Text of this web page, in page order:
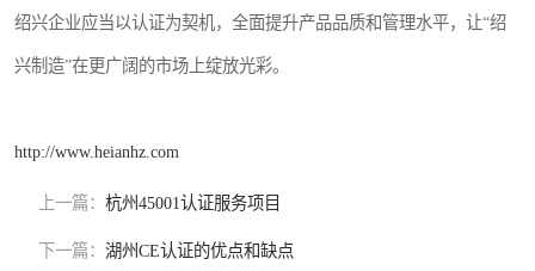
绍兴企业应当以认证为契机，全面提升产品品质和管理水平，让“绍
兴制造”在更广阔的市场上绽放光彩。
http://www.heianhz.com
上一篇： 杭州45001认证服务项目
下一篇： 湖州CE认证的优点和缺点